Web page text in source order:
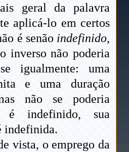
geral da palavra
aplicá-lo em certos
é senão indefinido,
inverso não poderia
igualmente: uma
e uma duração
não se poderia
é indefinido, sua
indefinida.
vista, o emprego da